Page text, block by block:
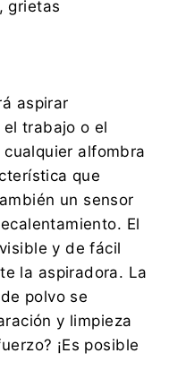
grietas
aspirar
trabajo o el
alfombra
que
un sensor
El
y de fácil
la aspiradora. La
polvo se
y limpieza
¡Es posible